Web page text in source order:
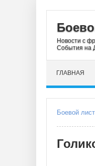
Новости с
События на
ГЛАВНАЯ
Боевой